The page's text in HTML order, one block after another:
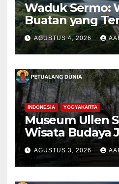
Waduk Sermo:
Buatan yang
Perbukitan
Progo
AGUSTUS 4, 2026
INDONESIA YOGYAKARTA
Museum Ullen
Wisata Budaya
Elegan di
AGUSTUS 3, 2026